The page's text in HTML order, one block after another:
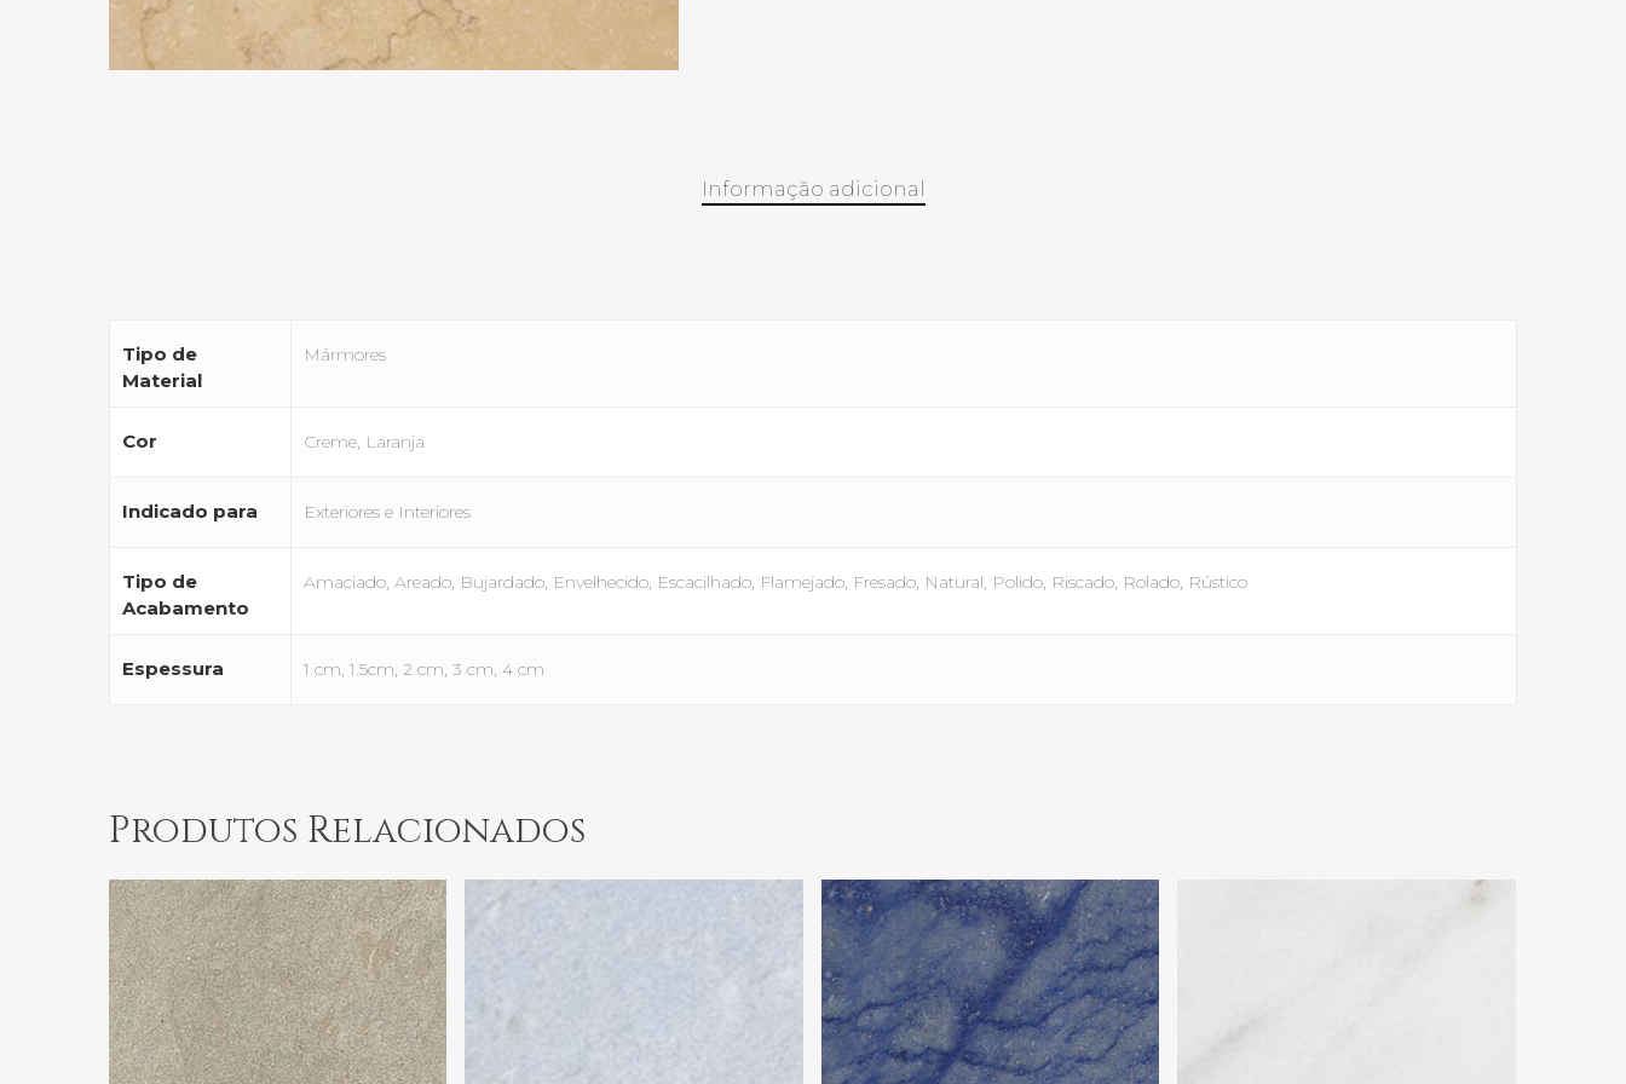
Informação adicional
Tipo de
Material
Mármores
Cor Creme, Laranja
Indicado para Exteriores e Interiores
Tipo de
Acabamento
Amaciado, Areado, Bujardado, Envelhecido, Escacilhado, Flamejado, Fresado, Natural, Polido, Riscado, Rolado, Rústico
Espessura 1 cm, 1.5cm, 2 cm, 3 cm, 4 cm
Produtos Relacionados